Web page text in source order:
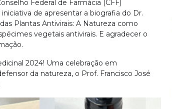
Federal de Farmácia (CFF)
de apresentar a biografia do Dr.
Plantas Antivirais: A Natureza como
vegetais antivirais. E agradecer o
2024! Uma celebração em
da natureza, o Prof. Francisco José